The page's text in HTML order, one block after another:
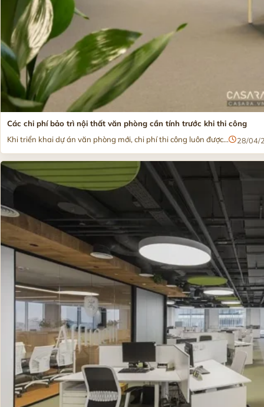
Các chi phí bảo trì nội thất văn phòng cần tính trước khi thi công
Khi triển khai dự án văn phòng mới, chi phí thi công luôn được...
28/04/